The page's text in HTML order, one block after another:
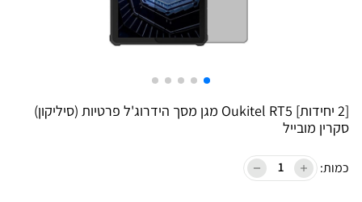
[2 יחידות] Oukitel RT5 מגן מסך הידרוג'ל פרטיות (סיליקון)
סקרין מובייל
כמות: